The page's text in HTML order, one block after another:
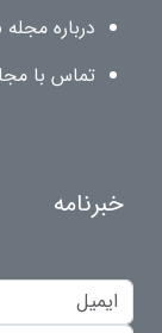
درباره
تماس با
خبرنامه